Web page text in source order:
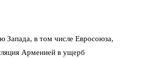
Запада, в том числе Евросоюза,
Арменией в ущерб